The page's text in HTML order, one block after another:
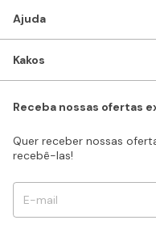
Ajuda
Kakos
Receba nossas ofertas
Quer receber nossas
recebê-las!